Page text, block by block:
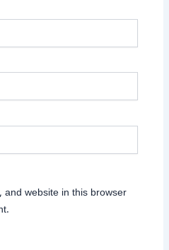
and website in this browser